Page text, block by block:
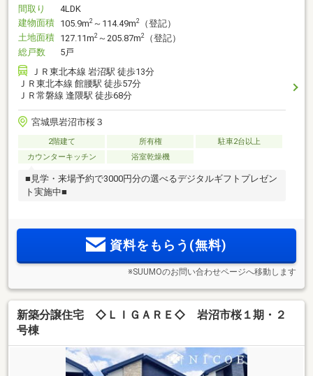
間取り
4LDK
建物面積 105.9m2 ～114.49m2
（登記）
土地面積 127.11m2 ～205.87m2
（登記）
総戸数
5戸
ＪＲ東北本線 岩沼駅 徒歩13分
ＪＲ東北本線 館腰駅 徒歩57分
ＪＲ常磐線 逢隈駅 徒歩68分
宮城県岩沼市桜３
2階建て 所有権
駐車2台以上
カウンターキッチン
浴室乾燥機
■見学・来場予約で3000円分の選べるデジタルギフトプレゼン
ト実施中■
資料をもらう(無料)
※SUUMOのお問い合わせページへ移動します
新築分譲住宅 ◇ＬＩＧＡＲＥ◇ 岩沼市桜１期・２
号棟